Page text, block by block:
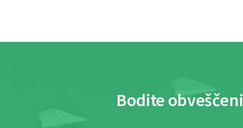
Bodite obveščeni